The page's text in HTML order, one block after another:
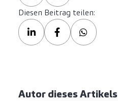
Diesen Beitrag teilen:
Autor dieses Artikels